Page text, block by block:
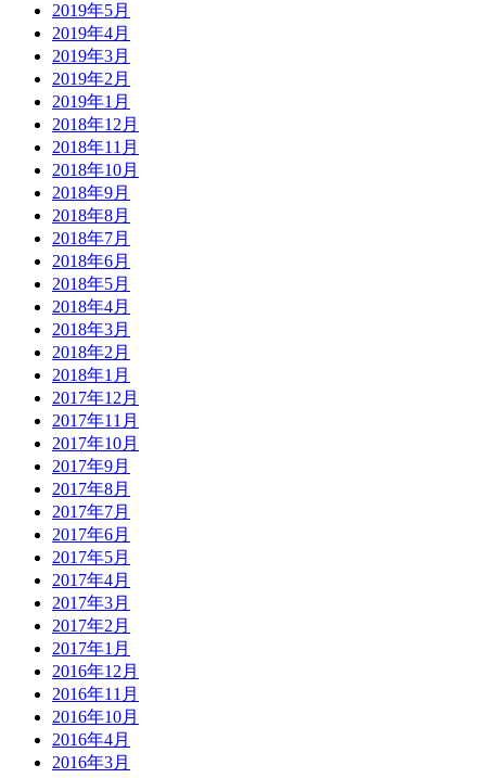
2019年5月
2019年4月
2019年3月
2019年2月
2019年1月
2018年12月
2018年11月
2018年10月
2018年9月
2018年8月
2018年7月
2018年6月
2018年5月
2018年4月
2018年3月
2018年2月
2018年1月
2017年12月
2017年11月
2017年10月
2017年9月
2017年8月
2017年7月
2017年6月
2017年5月
2017年4月
2017年3月
2017年2月
2017年1月
2016年12月
2016年11月
2016年10月
2016年4月
2016年3月